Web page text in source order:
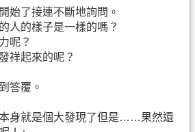
始了接連不斷地詢問。
人的樣子是一樣的嗎？
呢？
祥起來的呢？
答覆。
本身就是個大發現了但是……果然還